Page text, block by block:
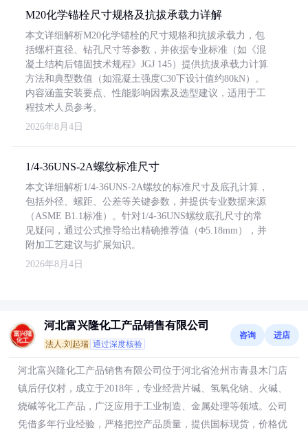
M20化学锚栓尺寸规格及抗拔承载力详解
本文详细解析M20化学锚栓的尺寸规格和抗拔承载力，包
括螺杆直径、钻孔尺寸等参数，并依据专业标准（如《混
凝土结构后锚固技术规程》JGJ 145）提供抗拔承载力计算
方法和典型数值（如混凝土强度C30下设计值约80kN）。
内容涵盖安装要点、性能影响因素及选型建议，适用于工
程技术人员参考。
2026年8月4日
1/4-36UNS-2A螺纹标准尺寸
本文详细解析1/4-36UNS-2A螺纹的标准尺寸及底孔计算，
包括外径、螺距、公差等关键参数，并提供专业数据来源
（ASME B1.1标准）。针对1/4-36UNS螺纹底孔尺寸的常
见疑问，通过公式推导给出精确推荐值（Φ5.18mm），并
附加工艺建议与扩展知识。
2026年8月4日
河北富兴隆化工产品销售有限公司
法人:刘起瑞 通过深度核验
咨询 进店
河北富兴隆化工产品销售有限公司位于河北省沧州市青县木门店
镇后仔仪村，成立于2018年，专业经营片碱、氢氧化钠、火碱、
烧碱等化工产品，广泛应用于工业制造、金属处理等领域。公司
凭借多年行业经验，严格把控产品质量，提供国标现货，价格优